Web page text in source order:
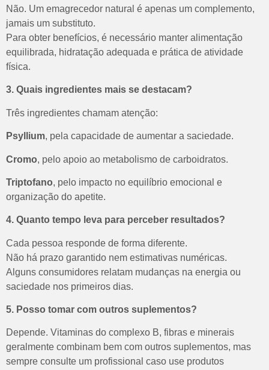
Não. Um emagrecedor natural é apenas um complemento,
jamais um substituto.
Para obter benefícios, é necessário manter alimentação
equilibrada, hidratação adequada e prática de atividade
física.
3. Quais ingredientes mais se destacam?
Três ingredientes chamam atenção:
Psyllium, pela capacidade de aumentar a saciedade.
Cromo, pelo apoio ao metabolismo de carboidratos.
Triptofano, pelo impacto no equilíbrio emocional e
organização do apetite.
4. Quanto tempo leva para perceber resultados?
Cada pessoa responde de forma diferente.
Não há prazo garantido nem estimativas numéricas.
Alguns consumidores relatam mudanças na energia ou
saciedade nos primeiros dias.
5. Posso tomar com outros suplementos?
Depende. Vitaminas do complexo B, fibras e minerais
geralmente combinam bem com outros suplementos, mas
sempre consulte um profissional caso use produtos